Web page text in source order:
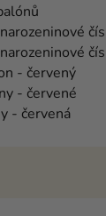
- červený
- červené
- červená